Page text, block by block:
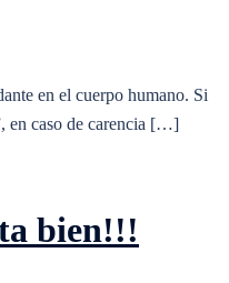
en el cuerpo humano. Si
en caso de carencia […]
bien!!!